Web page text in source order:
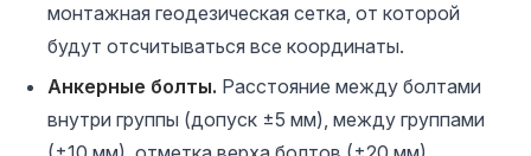
монтажная геодезическая сетка, от которой
будут отсчитываться все координаты.
Анкерные болты. Расстояние между болтами
внутри группы (допуск ±5 мм), между группами